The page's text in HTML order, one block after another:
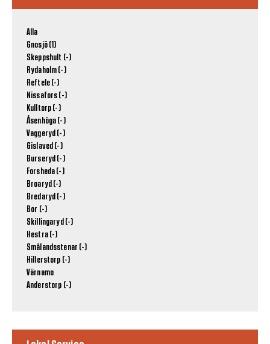
Alla
Gnosjö (1)
Skeppshult (-)
Rydaholm (-)
Reftele (-)
Nissafors (-)
Kulltorp (-)
Åsenhöga (-)
Vaggeryd (-)
Gislaved (-)
Burseryd (-)
Forsheda (-)
Broaryd (-)
Bredaryd (-)
Bor (-)
Skillingaryd (-)
Hestra (-)
Smålandsstenar (-)
Hillerstorp (-)
Värnamo
Anderstorp (-)